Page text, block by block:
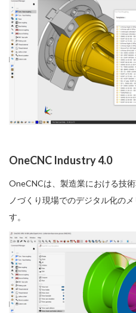
OneCNC Industry 4.0
OneCNCは、製造業における技
ノづくり現場でのデジタル化の
す。